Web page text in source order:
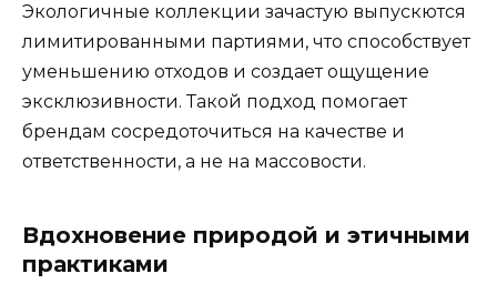
Экологичные коллекции зачастую выпускются
лимитированными партиями, что способствует
уменьшению отходов и создает ощущение
эксклюзивности. Такой подход помогает
брендам сосредоточиться на качестве и
ответственности, а не на массовости.
Вдохновение природой и этичными
практиками